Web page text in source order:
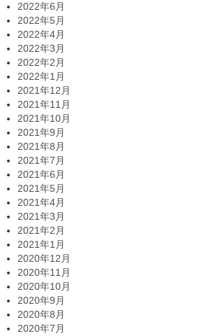
2022年6月
2022年5月
2022年4月
2022年3月
2022年2月
2022年1月
2021年12月
2021年11月
2021年10月
2021年9月
2021年8月
2021年7月
2021年6月
2021年5月
2021年4月
2021年3月
2021年2月
2021年1月
2020年12月
2020年11月
2020年10月
2020年9月
2020年8月
2020年7月